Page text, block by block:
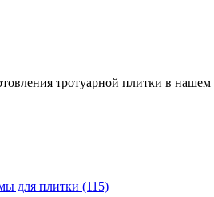
тротуарной плитки в
для плитки (115)